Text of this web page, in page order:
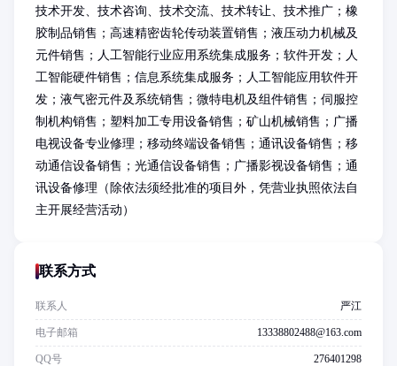
技术开发、技术咨询、技术交流、技术转让、技术推广；橡
胶制品销售；高速精密齿轮传动装置销售；液压动力机械及
元件销售；人工智能行业应用系统集成服务；软件开发；人
工智能硬件销售；信息系统集成服务；人工智能应用软件开
发；液气密元件及系统销售；微特电机及组件销售；伺服控
制机构销售；塑料加工专用设备销售；矿山机械销售；广播
电视设备专业修理；移动终端设备销售；通讯设备销售；移
动通信设备销售；光通信设备销售；广播影视设备销售；通
讯设备修理（除依法须经批准的项目外，凭营业执照依法自
主开展经营活动）
联系方式
联系人 严江
电子邮箱 13338802488@163.com
QQ号 276401298